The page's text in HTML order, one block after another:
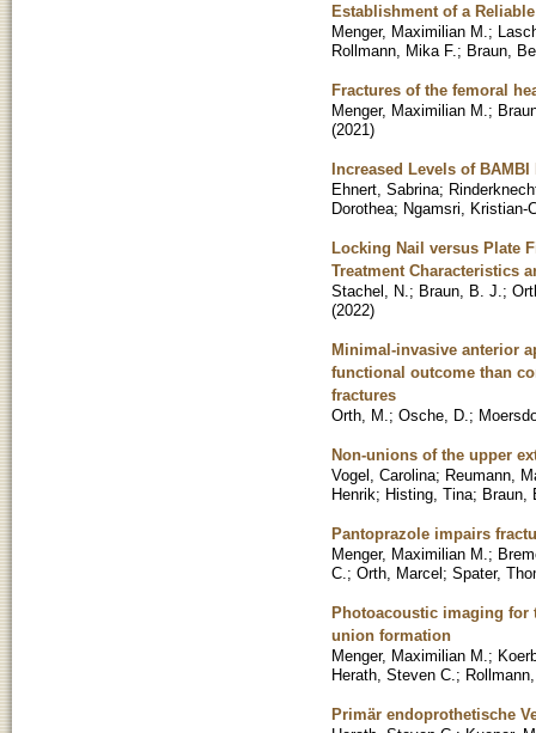
Establishment of a
Menger, Maximilian M. ;
Rollmann, Mika F. ; Braun,
Fractures of the femoral
Menger, Maximilian M. ;
(2021)
Increased Levels of
Ehnert, Sabrina;
Dorothea; Ngamsri, Kristian-
Locking Nail versus Plate
Treatment Characteristics
Stachel, N. ; Braun, B. J. ;
(2022)
Minimal-invasive anterior
functional outcome than
fractures
Orth, M. ; Osche, D. ;
Non-unions of the upper
Vogel, Carolina; Reumann,
Henrik; Histing, Tina; Braun,
Pantoprazole impairs
Menger, Maximilian M. ;
C. ; Orth, Marcel; Spater,
Photoacoustic imaging for
union formation
Menger, Maximilian M. ;
Herath, Steven C. ;
Primär endoprothetische